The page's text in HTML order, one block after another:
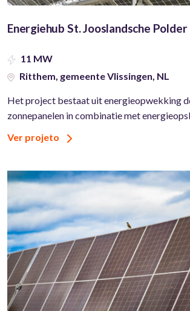
Energiehub St. Jooslandsche Polder
11 MW
Ritthem, gemeente Vlissingen, NL
Het project bestaat uit energieopwekking
zonnepanelen in combinatie met
Ver projeto